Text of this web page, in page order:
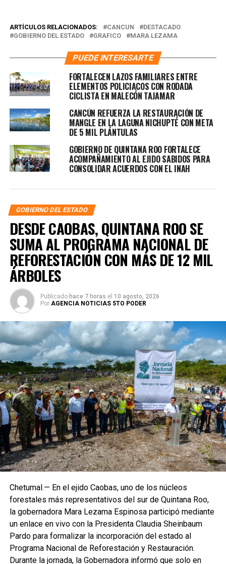
ARTÍCULOS RELACIONADOS: CANCUN
DESTACADO
GOBIERNO DEL ESTADO
GRAFICO MARA LEZAMA
PUEDE INTERESARTE
FORTALECEN LAZOS FAMILIARES ENTRE
ELEMENTOS POLICIACOS CON RODADA
CICLISTA EN MALECÓN TAJAMAR
CANCÚN REFUERZA LA RESTAURACIÓN DE
MANGLE EN LA LAGUNA NICHUPTÉ CON META
DE 5 MIL PLÁNTULAS
GOBIERNO DE QUINTANA ROO FORTALECE
ACOMPAÑAMIENTO AL EJIDO SABIDOS PARA
CONSOLIDAR ACUERDOS CON EL INAH
GOBIERNO DEL ESTADO
DESDE CAOBAS, QUINTANA ROO SE
SUMA AL PROGRAMA NACIONAL DE
REFORESTACIÓN CON MÁS DE 12 MIL
ÁRBOLES
Publicado hace 7 horas el 10 agosto, 2026
Por AGENCIA NOTICIAS 5TO PODER
Chetumal.— En el ejido Caobas, uno de los núcleos
forestales más representativos del sur de Quintana Roo,
la gobernadora Mara Lezama Espinosa participó mediante
un enlace en vivo con la Presidenta Claudia Sheinbaum
Pardo para formalizar la incorporación del estado al
Programa Nacional de Reforestación y Restauración.
Durante la jornada, la Gobernadora informó que solo en